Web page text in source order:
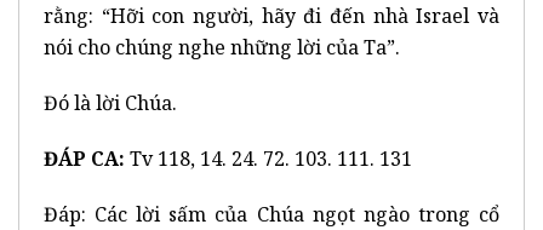
rằng: “Hỡi con người, hãy đi đến nhà Israel và
nói cho chúng nghe những lời của Ta”.
Đó là lời Chúa.
ĐÁP CA: Tv 118, 14. 24. 72. 103. 111. 131
Đáp: Các lời sấm của Chúa ngọt ngào trong cổ